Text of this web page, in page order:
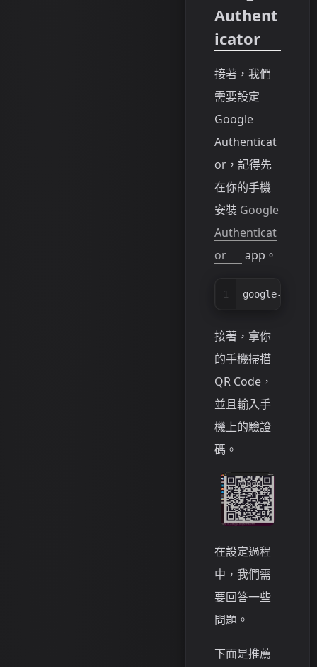
Authent
icator
接著，我們
需要設定
Google
Authenticat
or，記得先
在你的手機
安裝 Google
Authenticat
or
app。
1 google-
接著，拿你
的手機掃描
QR Code，
並且輸入手
機上的驗證
碼。
在設定過程
中，我們需
要回答一些
問題。
下面是推薦